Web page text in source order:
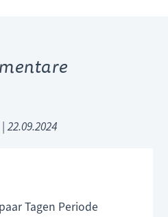
|22.09.2024
Tagen Periode